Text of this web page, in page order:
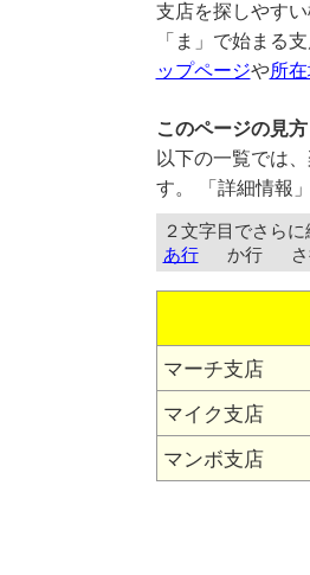
支店を探しやすい
「ま」で始まる
ップページや所
このページの見方
以下の一覧では
す。 「詳細情報
２文字目でさら
あ行 か行
マーチ支店
マイク支店
マンボ支店